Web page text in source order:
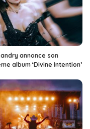
annonce son
album ‘Divine Intention’